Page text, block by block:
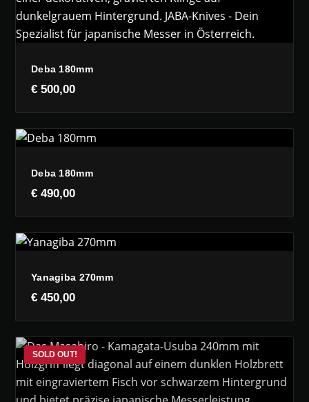
Deba 180mm
€ 500,00
Deba 180mm
€ 490,00
Yanagiba 270mm
€ 450,00